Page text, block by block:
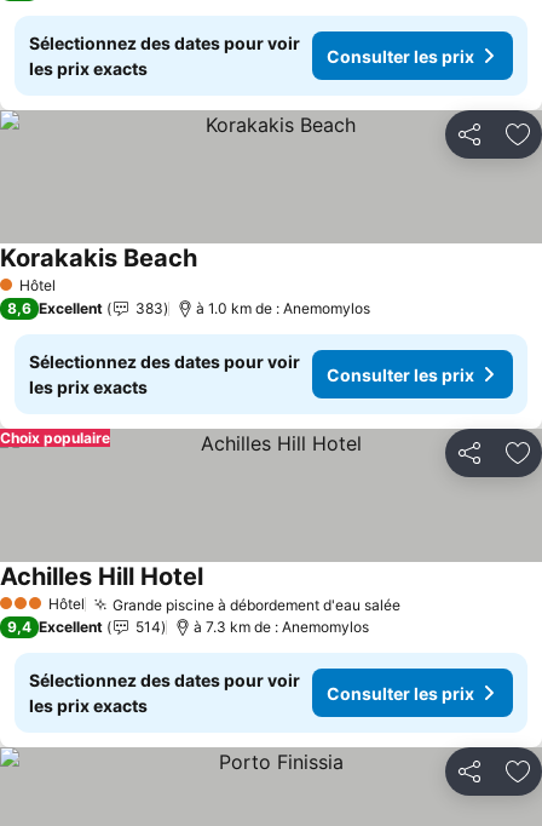
Sélectionnez des dates pour voir
les prix exacts
Consulter les prix
Partager
1 Étoiles
Hôtel
Korakakis BeachConsulter les prix
8,6 Excellent 383 à 1.0 km de : Anemomylos
Sélectionnez des dates pour voir
les prix exacts
Consulter les prix
Partager
Choix populaire
3 ÉtoilesHôtel Grande piscine à débordement d'eau saléeConsulter les
Achilles Hill HotelConsulter les prix
9,4 Excellent 514 à 7.3 km de : Anemomylos
Sélectionnez des dates pour voir
les prix exacts
Consulter les prix
Partager